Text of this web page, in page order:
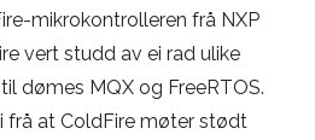
mikrokontrolleren frå NXP
vert studd av ei rad ulike
dømes MQX og FreeRTOS.
frå at ColdFire møter stødt